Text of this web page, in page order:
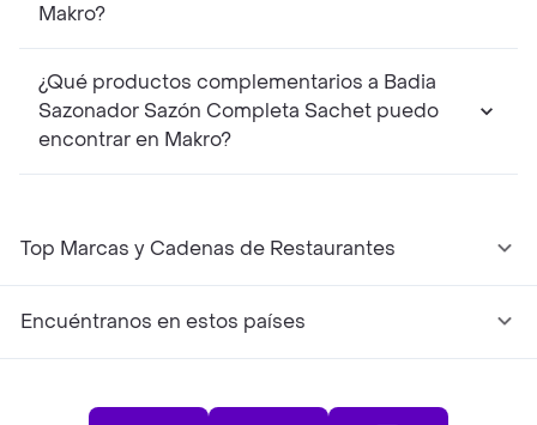
Makro?
¿Qué productos complementarios a Badia
Sazonador Sazón Completa Sachet puedo
encontrar en Makro?
Top Marcas y Cadenas de Restaurantes
Encuéntranos en estos países